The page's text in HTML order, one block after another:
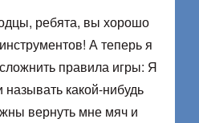
ребята, вы хорошо
А теперь я
правила игры: Я
какой-нибудь
вернуть мне мяч и